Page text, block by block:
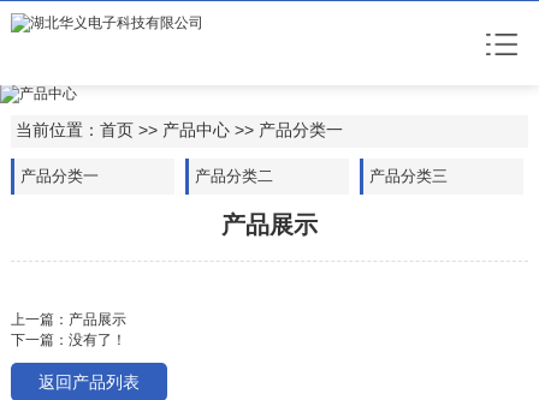
当前位置：首页 >> 产品中心 >> 产品分类一
产品分类一 产品分类二 产品分类三
产品展示
上一篇： 产品展示
下一篇：没有了！
返回产品列表